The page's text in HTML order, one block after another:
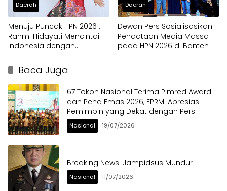
Daerah
Menuju Puncak HPN 2026 :
Rahmi Hidayati Mencintai
Indonesia dengan
Daerah
Dewan Pers Sosialisasikan
Pendataan Media Massa
pada HPN 2026 di Banten
Baca Juga
67 Tokoh Nasional Terima Pimred Award
dan Pena Emas 2026, FPRMI Apresiasi
Pemimpin yang Dekat dengan Pers
Nasional 19/07/2026
Breaking News: Jampidsus Mundur
Nasional 11/07/2026